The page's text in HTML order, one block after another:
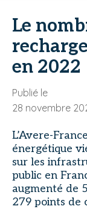
Le
en 2022
Publié le
28 novembre
L’Avere-
énergétique
sur les
public en
augmenté de
279 points de